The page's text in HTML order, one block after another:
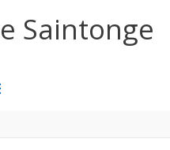
Saintonge